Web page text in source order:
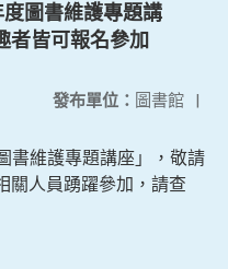
圖書維護專題講
者皆可報名參加
發布單位： 圖書館 |
書維護專題講座」，敬請
關人員踴躍參加，請查